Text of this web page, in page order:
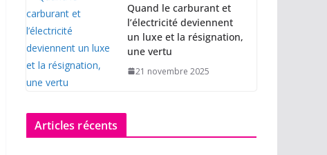
Quand le carburant et
l’électricité deviennent
un luxe et la résignation,
une vertu
21 novembre 2025
Articles récents